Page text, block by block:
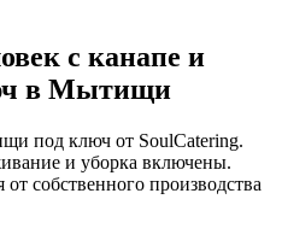
с канапе и
в Мытищи
под ключ от SoulCatering.
и уборка включены.
собственного производства